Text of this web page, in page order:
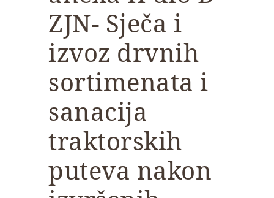
ZJN- Sječa i
izvoz drvnih
sortimenata i
sanacija
traktorskih
puteva nakon